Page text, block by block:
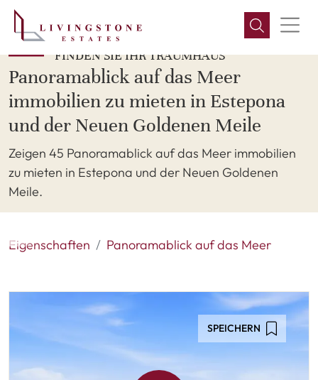
FINDEN SIE IHR TRAUMHAUS
Panoramablick auf das Meer
immobilien zu mieten in Estepona
und der Neuen Goldenen Meile
Zeigen 45 Panoramablick auf das Meer immobilien
zu mieten in Estepona und der Neuen Goldenen
Meile.
Eigenschaften Panoramablick auf das Meer
SPEICHERN